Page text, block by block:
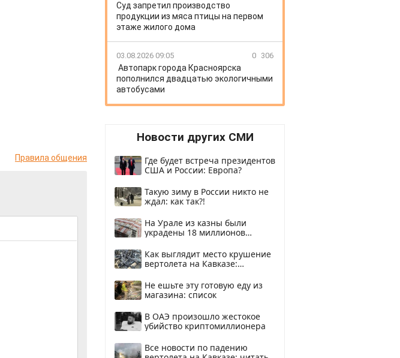
Правила общения
Суд запретил производство
продукции из мяса птицы на первом
этаже жилого дома
03.08.2026 09:05 0 306
Автопарк города Красноярска
пополнился двадцатью экологичными
автобусами
Новости других СМИ
Где будет встреча президентов
США и России: Европа?
Такую зиму в России никто не
ждал: как так?!
На Урале из казны были
украдены 18 миллионов
Как выглядит место крушение
вертолета на Кавказе:
Не ешьте эту готовую еду из
магазина: список
В ОАЭ произошло жестокое
убийство криптомиллионера
Все новости по падению